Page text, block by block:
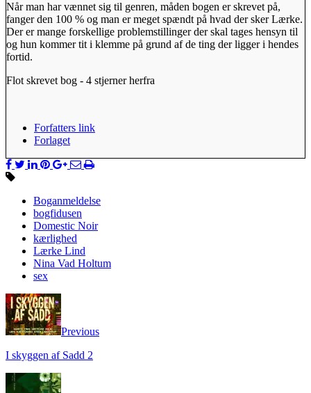
Når man har vænnet sig til genren, måden bogen er skrevet på,
fanger den 100 % og man er meget spændt på hvad der sker Lærke.
Der er mange forskellige problemstillinger der skal tages hensyn til
og hun kommer tit i klemme på grund af de ting der ligger i hendes
fortid.
Flot skrevet bog - 4 stjerner herfra
Forfatters link
Forlaget
Boganmeldelse
bogfidusen
Domestic Noir
kærlighed
Lærke Lind
Nina Vad Holtum
sex
Previous
I skyggen af Sadd 2